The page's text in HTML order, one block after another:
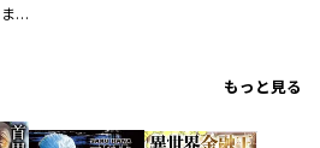
ドロンジョさまは転生しても悪役令嬢のままだった【分冊版】
もっと見る